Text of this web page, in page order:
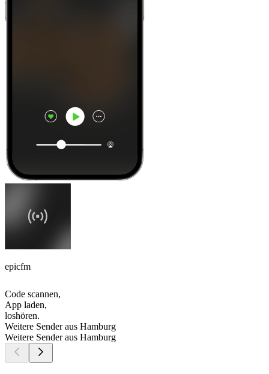
epicfm
Code scannen,
App laden,
loshören.
Weitere Sender aus Hamburg
Weitere Sender aus Hamburg